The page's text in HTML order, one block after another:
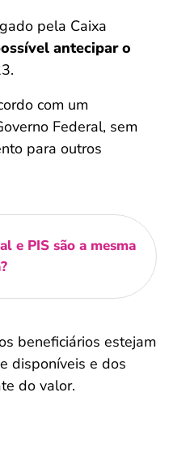
pela Caixa
antecipar o
com um
Federal, sem
para outros
e PIS são a mesma
beneficiários estejam
disponíveis e dos
do valor.